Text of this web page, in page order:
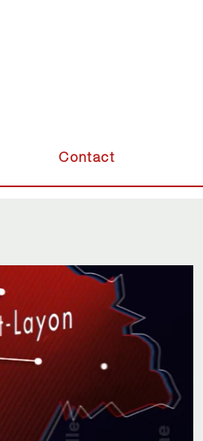
Contact